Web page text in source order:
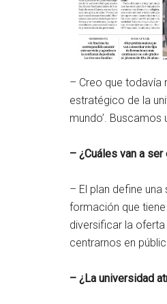
– Creo que todavía
estratégico de la
mundo’.
– ¿Cuáles van a
– El plan define
formación que
diversificar la
centrarnos en
– ¿La universidad